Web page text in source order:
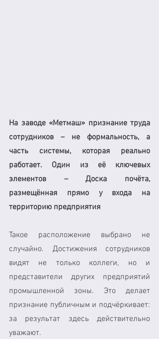
На заводе «Метмаш» признание труда
сотрудников – не формальность, а
часть системы, которая реально
работает. Один из её ключевых
элементов – Доска почёта,
размещённая прямо у входа на
территорию предприятия
Такое расположение выбрано не
случайно. Достижения сотрудников
видят не только коллеги, но и
представители других предприятий
промышленной зоны. Это делает
признание публичным и подчёркивает:
за результат здесь действительно
уважают.